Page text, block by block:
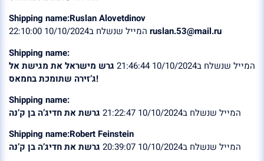
Shipping name:Ruslan Alovetdinov
ruslan.53@mail.ru
Shipping name:
המייל שנשלח ב10/10/2024 21:46:44
גרש מישראל את מגישת אל
ג’זירה שתומכת בחמאס!
Shipping name:
המייל שנשלח ב10/10/2024 21:22:47
גרשת את חדיג’ה בן ק’נה
Shipping name:Robert Feinstein
המייל שנשלח ב10/10/2024 20:39:07
גרשת את חדיג’ה בן ק’נה